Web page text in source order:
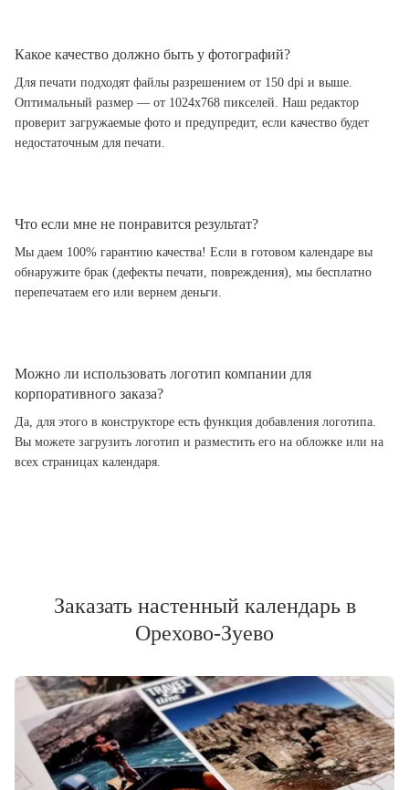
Какое качество должно быть у фотографий?
Для печати подходят файлы разрешением от 150 dpi и выше.
Оптимальный размер — от 1024x768 пикселей. Наш редактор
проверит загружаемые фото и предупредит, если качество будет
недостаточным для печати.
Что если мне не понравится результат?
Мы даем 100% гарантию качества! Если в готовом календаре вы
обнаружите брак (дефекты печати, повреждения), мы бесплатно
перепечатаем его или вернем деньги.
Можно ли использовать логотип компании для
корпоративного заказа?
Да, для этого в конструкторе есть функция добавления логотипа.
Вы можете загрузить логотип и разместить его на обложке или на
всех страницах календаря.
Заказать настенный календарь в
Орехово-Зуево